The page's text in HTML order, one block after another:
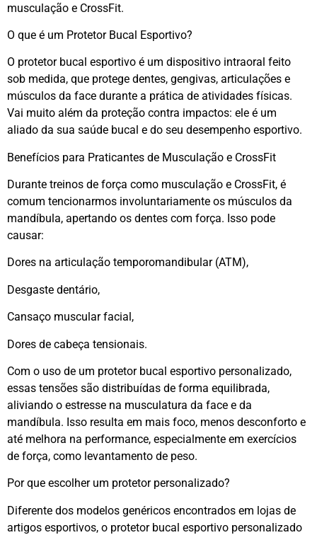
musculação e CrossFit.
O que é um Protetor Bucal Esportivo?
O protetor bucal esportivo é um dispositivo intraoral feito
sob medida, que protege dentes, gengivas, articulações e
músculos da face durante a prática de atividades físicas.
Vai muito além da proteção contra impactos: ele é um
aliado da sua saúde bucal e do seu desempenho esportivo.
Benefícios para Praticantes de Musculação e CrossFit
Durante treinos de força como musculação e CrossFit, é
comum tencionarmos involuntariamente os músculos da
mandíbula, apertando os dentes com força. Isso pode
causar:
Dores na articulação temporomandibular (ATM),
Desgaste dentário,
Cansaço muscular facial,
Dores de cabeça tensionais.
Com o uso de um protetor bucal esportivo personalizado,
essas tensões são distribuídas de forma equilibrada,
aliviando o estresse na musculatura da face e da
mandíbula. Isso resulta em mais foco, menos desconforto e
até melhora na performance, especialmente em exercícios
de força, como levantamento de peso.
Por que escolher um protetor personalizado?
Diferente dos modelos genéricos encontrados em lojas de
artigos esportivos, o protetor bucal esportivo personalizado